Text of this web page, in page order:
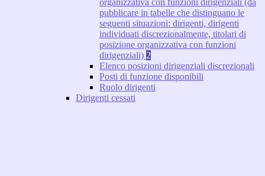
organizzativa con funzioni dirigenziali (da
pubblicare in tabelle che distinguano le
seguenti situazioni: dirigenti, dirigenti
individuati discrezionalmente, titolari di
posizione organizzativa con funzioni
dirigenziali) 2
Elenco posizioni dirigenziali discrezionali
Posti di funzione disponibili
Ruolo dirigenti
Dirigenti cessati